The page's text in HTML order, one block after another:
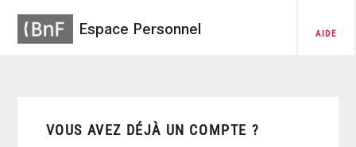
Espace Personnel AIDE
VOUS AVEZ DÉJÀ UN COMPTE ?